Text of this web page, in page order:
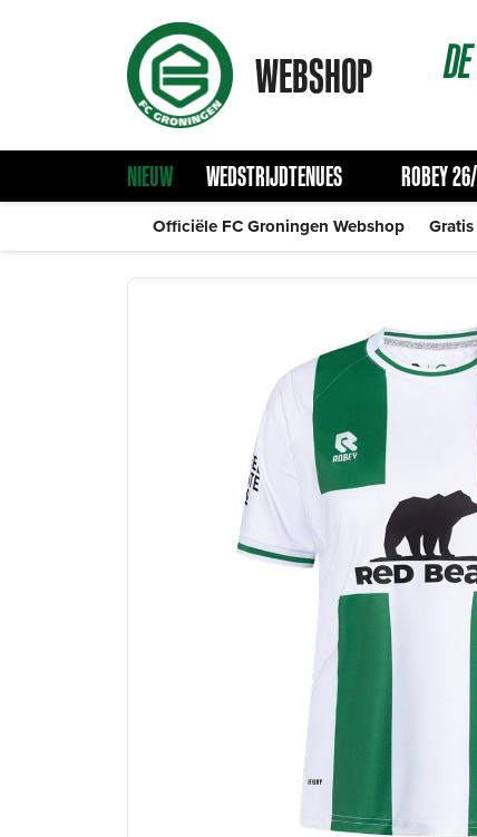
WEBSHOP DE
NIEUW WEDSTRIJDTENUES ROBEY
Officiële FC Groningen Webshop